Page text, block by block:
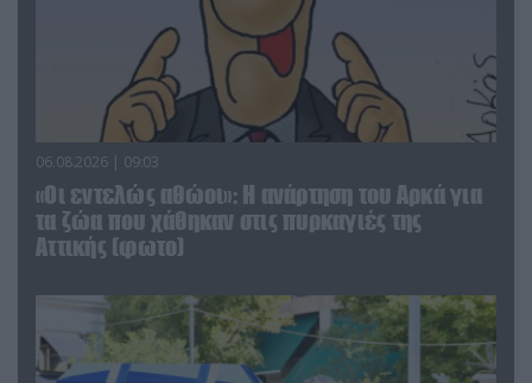
06.08.2026 | 09:03
«Οι εντελώς αθώοι»: Η ανάρτηση του Αρκά για
τα ζώα που χάθηκαν στις πυρκαγιές της
Αττικής (φωτο)